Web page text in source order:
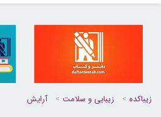
زیباکده زیبایی و سلامت آرایش